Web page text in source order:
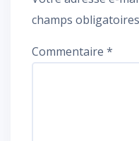
champs
Commentaire *